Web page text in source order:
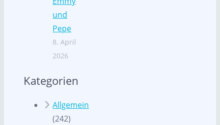
und
Pepe
8. April
2026
Kategorien
Allgemein
(242)